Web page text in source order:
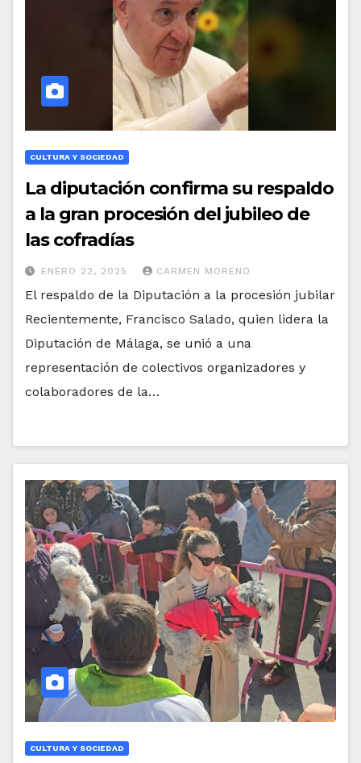
CULTURA Y SOCIEDAD
La diputación confirma su respaldo
a la gran procesión del jubileo de
las cofradías
ENERO 22, 2025 CARMEN MORENO
El respaldo de la Diputación a la procesión jubilar
Recientemente, Francisco Salado, quien lidera la
Diputación de Málaga, se unió a una
representación de colectivos organizadores y
colaboradores de la…
CULTURA Y SOCIEDAD